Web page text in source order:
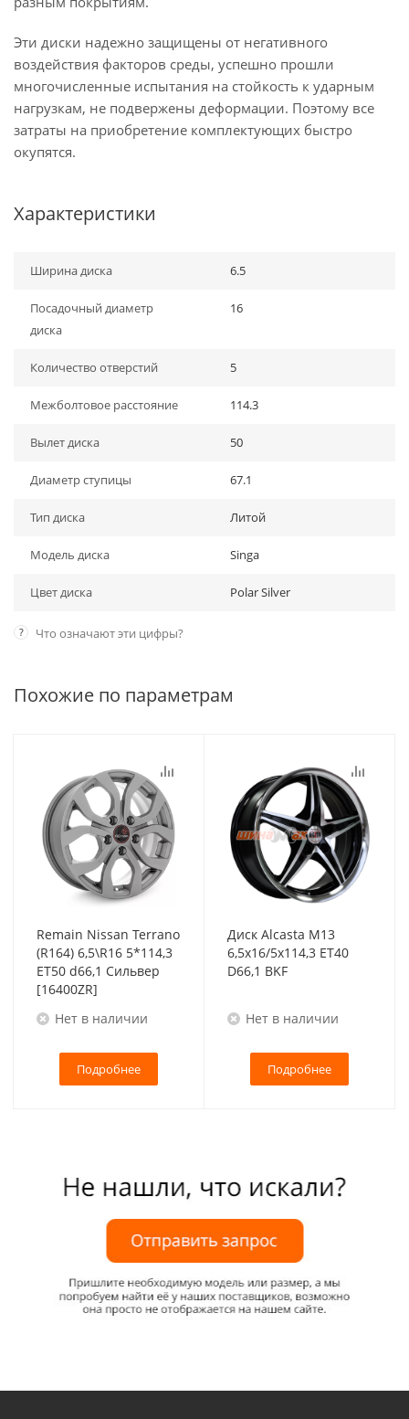
Эти диски надежно защищены от негативного
воздействия факторов среды, успешно прошли
многочисленные испытания на стойкость к ударным
нагрузкам, не подвержены деформации. Поэтому все
затраты на приобретение комплектующих быстро
окупятся.
Характеристики
Ширина диска 6.5
Посадочный диаметр
диска
16
Количество отверстий 5
Межболтовое расстояние 114.3
Вылет диска 50
Диаметр ступицы 67.1
Тип диска Литой
Модель диска Singa
Цвет диска Polar Silver
? Что означают эти цифры?
Похожие по параметрам
Remain Nissan Terrano
(R164) 6,5\R16 5*114,3
ET50 d66,1 Сильвер
[16400ZR]
Нет в наличии
Подробнее
Диск Alcasta M13
6,5x16/5x114,3 ET40
D66,1 BKF
Нет в наличии
Подробнее